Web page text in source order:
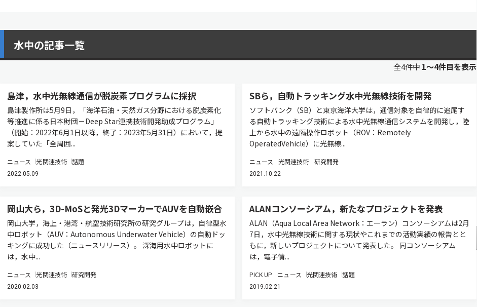
水中の記事一覧
全4件中 1〜4件目を表示
島津，水中光無線通信が脱炭素プログラムに採択
島津製作所は5月9日，「海洋石油・天然ガス分野における脱炭素化
等推進に係る日本財団－Deep Star連携技術開発助成プログラム」
（開始：2022年6月1日以降，終了：2023年5月31日）において，提
案していた「全周囲...
ニュース 光関連技術 話題
2022.05.09
SBら，自動トラッキング水中光無線技術を開発
ソフトバンク（SB）と東京海洋大学は，通信対象を自律的に追尾す
る自動トラッキング技術による水中光無線通信システムを開発し，陸
上から水中の遠隔操作ロボット（ROV：Remotely
OperatedVehicle）に光無線...
ニュース 光関連技術 研究開発
2021.10.22
岡山大ら，3D-MoSと発光3DマーカーでAUVを自動嵌合
岡山大学，海上・港湾・航空技術研究所の研究グループは，自律型水
中ロボット（AUV：Autonomous Underwater Vehicle）の自動ドッ
キングに成功した（ニュースリリース）。 深海用水中ロボットに
は，水中...
ニュース 光関連技術 研究開発
2020.02.03
ALANコンソーシアム，新たなプロジェクトを発表
ALAN（Aqua Local Area Network：エーラン）コンソーシアムは2月
7日，水中光無線技術に関する現状やこれまでの活動実績の報告とと
もに，新しいプロジェクトについて発表した。 同コンソーシアム
は，電子情...
PICK UP ニュース 光関連技術 話題
2019.02.21